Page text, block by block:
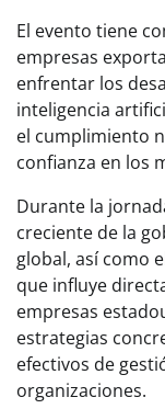
El evento tiene
empresas
enfrentar los
inteligencia
el cumplimiento
confianza en los
Durante la
creciente de la
global, así como
que influye
empresas
estrategias
efectivos de
organizaciones.